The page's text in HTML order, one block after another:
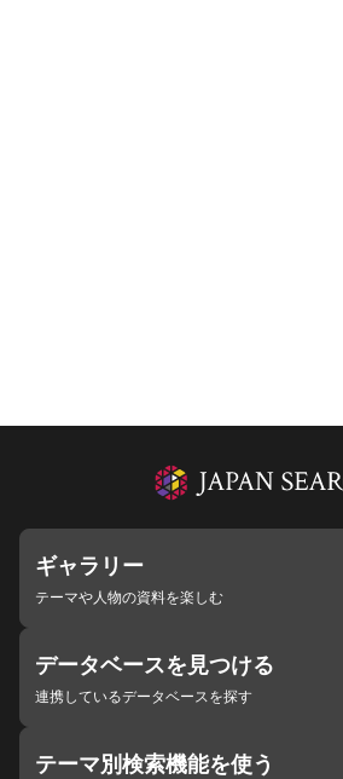
ギャラリー
テーマや人物の資料を楽しむ
データベースを見つける
連携しているデータベースを探す
テーマ別検索機能を使う